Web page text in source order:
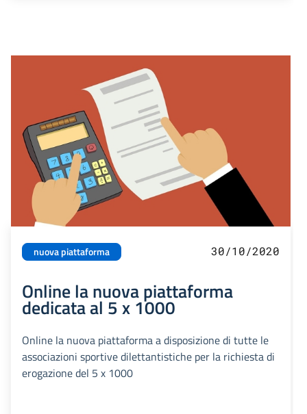
nuova piattaforma 30/10/2020
Online la nuova piattaforma
dedicata al 5 x 1000
Online la nuova piattaforma a disposizione di tutte le
associazioni sportive dilettantistiche per la richiesta di
erogazione del 5 x 1000